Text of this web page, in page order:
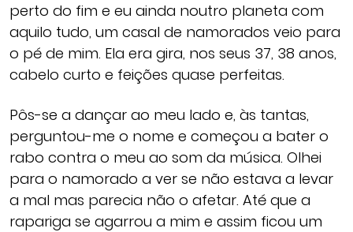
perto do fim e eu ainda noutro planeta com
aquilo tudo, um casal de namorados veio para
o pé de mim. Ela era gira, nos seus 37, 38 anos,
cabelo curto e feições quase perfeitas.
Pôs-se a dançar ao meu lado e, às tantas,
perguntou-me o nome e começou a bater o
rabo contra o meu ao som da música. Olhei
para o namorado a ver se não estava a levar
a mal mas parecia não o afetar. Até que a
rapariga se agarrou a mim e assim ficou um